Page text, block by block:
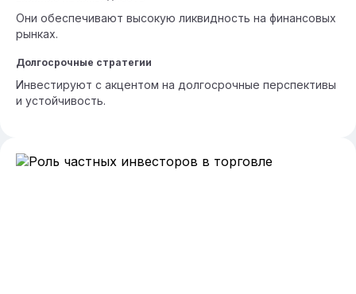
Они обеспечивают высокую ликвидность на финансовых
рынках.
Долгосрочные стратегии
Инвестируют с акцентом на долгосрочные перспективы
и устойчивость.